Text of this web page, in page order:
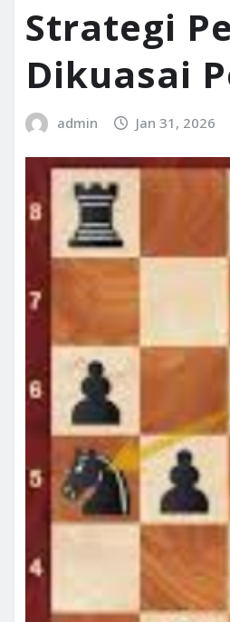
Strategi
Dikuasai
admin Jan 31, 2026